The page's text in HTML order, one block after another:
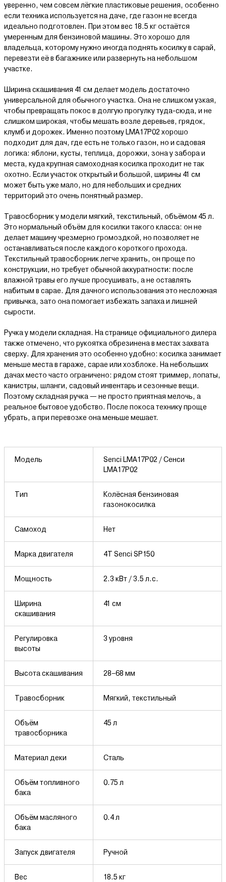
уверенно, чем совсем лёгкие пластиковые решения, особенно
если техника используется на даче, где газон не всегда
идеально подготовлен. При этом вес 18.5 кг остаётся
умеренным для бензиновой машины. Это хорошо для
владельца, которому нужно иногда поднять косилку в сарай,
перевезти её в багажнике или развернуть на небольшом
участке.
Ширина скашивания 41 см делает модель достаточно
универсальной для обычного участка. Она не слишком узкая,
чтобы превращать покос в долгую прогулку туда-сюда, и не
слишком широкая, чтобы мешать возле деревьев, грядок,
клумб и дорожек. Именно поэтому LMA17P02 хорошо
подходит для дач, где есть не только газон, но и садовая
логика: яблони, кусты, теплица, дорожки, зона у забора и
места, куда крупная самоходная косилка проходит не так
охотно. Если участок открытый и большой, ширины 41 см
может быть уже мало, но для небольших и средних
территорий это очень понятный размер.
Травосборник у модели мягкий, текстильный, объёмом 45 л.
Это нормальный объём для косилки такого класса: он не
делает машину чрезмерно громоздкой, но позволяет не
останавливаться после каждого короткого прохода.
Текстильный травосборник легче хранить, он проще по
конструкции, но требует обычной аккуратности: после
влажной травы его лучше просушивать, а не оставлять
набитым в сарае. Для дачного использования это несложная
привычка, зато она помогает избежать запаха и лишней
сырости.
Ручка у модели складная. На странице официального дилера
также отмечено, что рукоятка обрезинена в местах захвата
сверху. Для хранения это особенно удобно: косилка занимает
меньше места в гараже, сарае или хозблоке. На небольших
дачах место часто ограничено: рядом стоят триммер, лопаты,
канистры, шланги, садовый инвентарь и сезонные вещи.
Поэтому складная ручка — не просто приятная мелочь, а
реальное бытовое удобство. После покоса технику проще
убрать, а при перевозке она меньше мешает.
Модель
Senci LMA17P02 / Сенси
LMA17P02
Тип
Колёсная бензиновая
газонокосилка
Самоход Нет
Марка двигателя 4Т Senci SP150
Мощность 2.3 кВт / 3.5 л.с.
Ширина
скашивания
41 см
Регулировка
высоты
3 уровня
Высота скашивания 28–68 мм
Травосборник Мягкий, текстильный
Объём
травосборника
45 л
Материал деки Сталь
Объём топливного
бака
0.75 л
Объём масляного
бака
0.4 л
Запуск двигателя Ручной
Вес 18.5 кг